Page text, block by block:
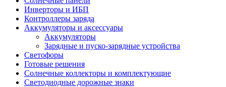
Инверторы и ИБП
Контроллеры заряда
Аккумуляторы и аксессуары
Аккумуляторы
Зарядные и пуско-зарядные устройства
Светофоры
Готовые решения
Солнечные коллекторы и комплектующие
Светодиодные дорожные знаки